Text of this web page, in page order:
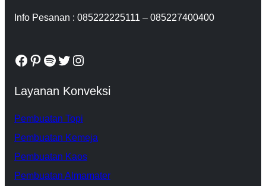
Info Pesanan : 085222225111 – 085227400400
Facebook Pinterest Spotify Twitter Instagram
Layanan Konveksi
Pembuatan Topi
Pembuatan Kemeja
Pembuatan Kaos
Pembuatan Almamater